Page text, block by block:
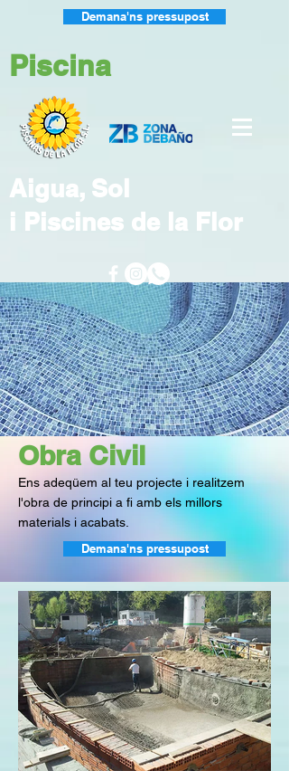
Demana'ns pressupost
Aigua, Sol
i Piscines de la Flor
Piscina
Obra Civil
Ens adeqüem al teu projecte i realitzem
l'obra de principi a fi amb els millors
materials i acabats.
Demana'ns pressupost